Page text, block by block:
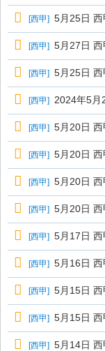
[西甲] 5月25日
[西甲] 5月27日
[西甲] 5月25日
[西甲] 2024年5月
[西甲] 5月20日
[西甲] 5月20日
[西甲] 5月20日
[西甲] 5月20日
[西甲] 5月17日
[西甲] 5月16日
[西甲] 5月15日
[西甲] 5月15日
[西甲] 5月14日